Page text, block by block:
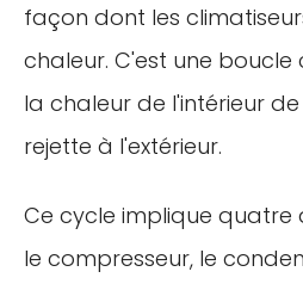
façon dont les
chaleur. C'est une
la chaleur de l'intérieur
rejette à l'extérieur.
Ce cycle implique quatre
le compresseur, le